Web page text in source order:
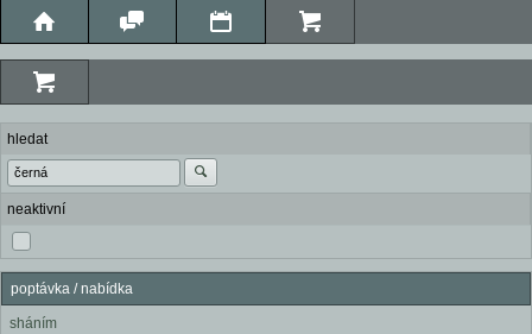
hledat
neaktivní
poptávka / nabídka
sháním